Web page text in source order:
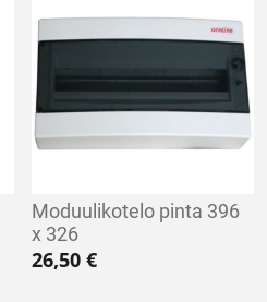
Moduulikotelo pinta 396
x 326
26,50€